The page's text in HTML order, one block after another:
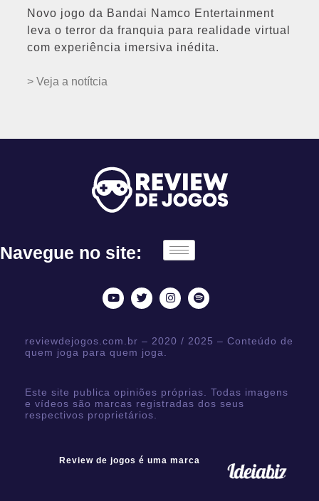
Novo jogo da Bandai Namco Entertainment
leva o terror da franquia para realidade virtual
com experiência imersiva inédita.
> Veja a notítcia
Navegue no site:
reviewdejogos.com.br – 2020 / 2025 – Conteúdo de
quem joga para quem joga.
Este site publica opiniões próprias. Todas imagens
e vídeos são marcas registradas dos seus
respectivos proprietários.
Review de jogos é uma marca